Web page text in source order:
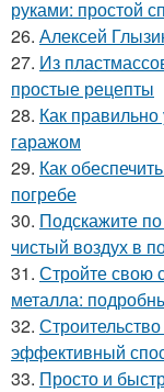
руками: простой
26. Алексей
27. Из
простые рецепты
28. Как
гаражом
29. Как
погребе
30. Подскажите
чистый воздух в
31. Стройте свою
металла:
32.
эффективный
33. Просто и